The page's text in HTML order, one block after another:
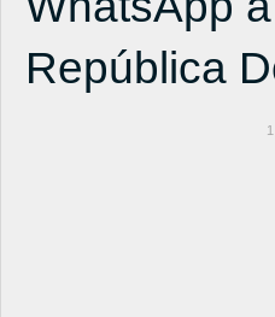
República
1